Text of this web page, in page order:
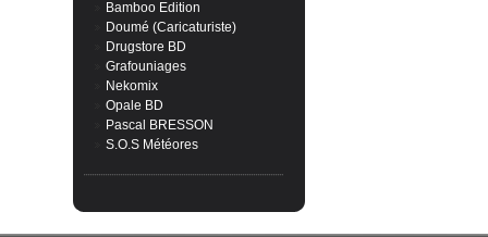
Bamboo Edition
Doumé (Caricaturiste)
Drugstore BD
Grafouniages
Nekomix
Opale BD
Pascal BRESSON
S.O.S Météores